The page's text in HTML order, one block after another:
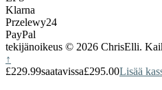
Klarna
Przelewy24
PayPal
tekijänoikeus © 2026 ChrisElli.
↑
£229.99saatavissa£295.00Lisää